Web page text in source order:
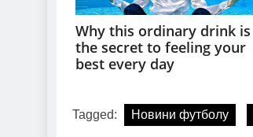
Tagged: Новини футболу